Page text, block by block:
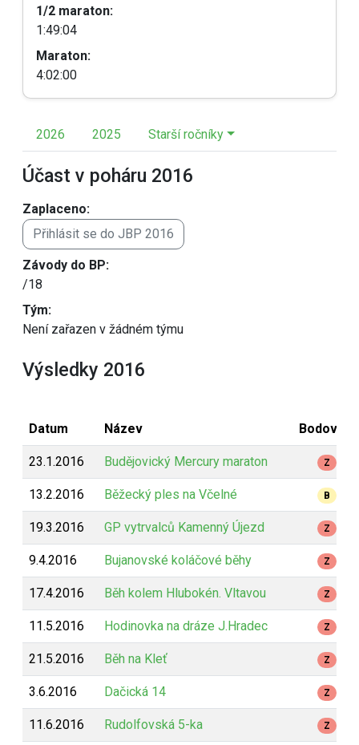
1/2 maraton:
1:49:04
Maraton:
4:02:00
2026 2025 Starší ročníky
Účast v poháru 2016
Zaplaceno:
Přihlásit se do JBP 2016
Závody do BP:
/18
Tým:
Není zařazen v žádném týmu
Výsledky 2016
Datum Název Bodování
23.1.2016 Budějovický Mercury maraton Z
13.2.2016 Běžecký ples na Včelné B
19.3.2016 GP vytrvalců Kamenný Újezd Z
9.4.2016 Bujanovské koláčové běhy Z
17.4.2016 Běh kolem Hlubokén. Vltavou Z
11.5.2016 Hodinovka na dráze J.Hradec Z
21.5.2016 Běh na Kleť Z
3.6.2016 Dačická 14 Z
11.6.2016 Rudolfovská 5-ka Z